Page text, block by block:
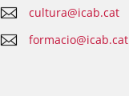
cultura@icab.cat
formacio@icab.cat